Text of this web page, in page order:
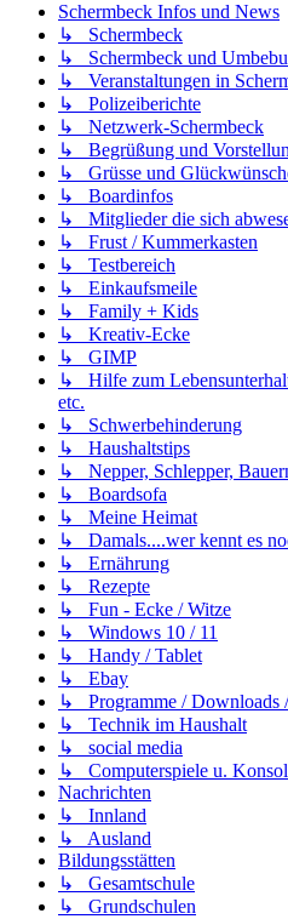
Schermbeck Infos und News
↳ Schermbeck
↳ Schermbeck und
↳ Veranstaltungen in
↳ Polizeiberichte
↳ Netzwerk-Schermbeck
↳ Begrüßung und
↳ Grüsse und
↳ Boardinfos
↳ Mitglieder die sich
↳ Frust / Kummerkasten
↳ Testbereich
↳ Einkaufsmeile
↳ Family + Kids
↳ Kreativ-Ecke
↳ GIMP
↳ Hilfe zum
etc.
↳ Schwerbehinderung
↳ Haushaltstips
↳ Nepper, Schlepper,
↳ Boardsofa
↳ Meine Heimat
↳ Damals....wer kennt es
↳ Ernährung
↳ Rezepte
↳ Fun - Ecke / Witze
↳ Windows 10 / 11
↳ Handy / Tablet
↳ Ebay
↳ Programme / Downloads
↳ Technik im Haushalt
↳ social media
↳ Computerspiele u.
Nachrichten
↳ Innland
↳ Ausland
Bildungsstätten
↳ Gesamtschule
↳ Grundschulen